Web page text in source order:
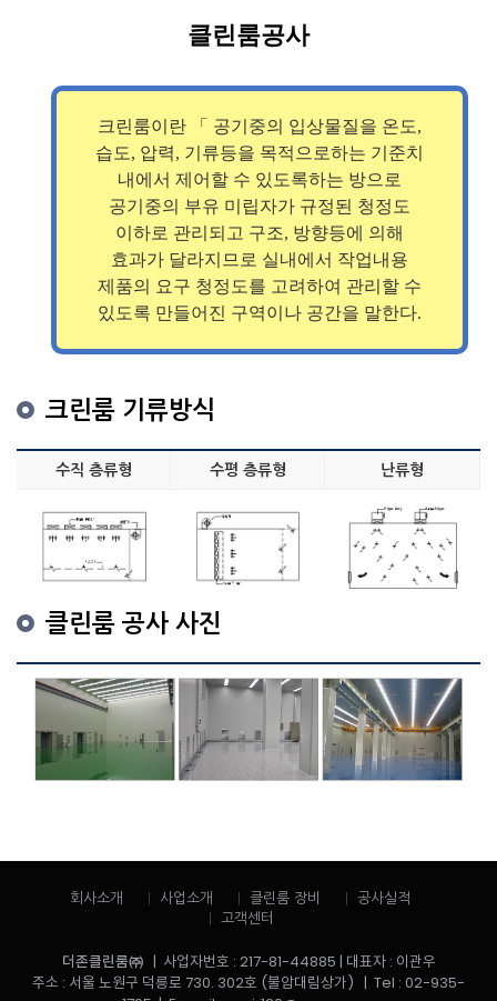
클린룸공사
크린룸이란 「 공기중의 입상물질을 온도,
습도, 압력, 기류등을 목적으로하는 기준치
내에서 제어할 수 있도록하는 방으로
공기중의 부유 미립자가 규정된 청정도
이하로 관리되고 구조, 방향등에 의해
효과가 달라지므로 실내에서 작업내용
제품의 요구 청정도를 고려하여 관리할 수
있도록 만들어진 구역이나 공간을 말한다.
크린룸 기류방식
수직 층류형 수평 층류형 난류형
클린룸 공사 사진
회사소개 사업소개 클린룸 장비
공사실적
고객센터
더존클린룸㈜ | 사업자번호 : 217-81-44885 | 대표자 : 이관우
주소 : 서울 노원구 덕릉로 730. 302호 (불암대림상가) | Tel : 02-935-